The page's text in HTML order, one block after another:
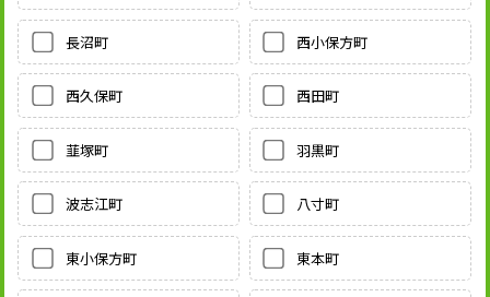
長沼町 西小保方町
西久保町 西田町
韮塚町 羽黒町
波志江町 八寸町
東小保方町 東本町